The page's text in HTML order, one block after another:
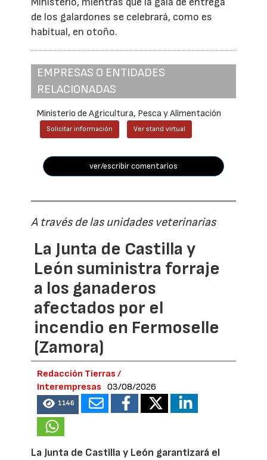
de los galardones se celebrará, como es
habitual, en otoño.
EMPRESAS O ENTIDADES
RELACIONADAS
Ministerio de Agricultura, Pesca y Alimentación
Solicitar información Ver stand virtual
ver/escribir comentarios
A través de las unidades veterinarias
La Junta de Castilla y
León suministra forraje
a los ganaderos
afectados por el
incendio en Fermoselle
(Zamora)
Redacción Tierras /
Interempresas
03/08/2026
1146
La Junta de Castilla y León garantizará el